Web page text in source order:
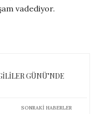
vadediyor.
GÜNÜ’NDE
SONRAKI HABERLER